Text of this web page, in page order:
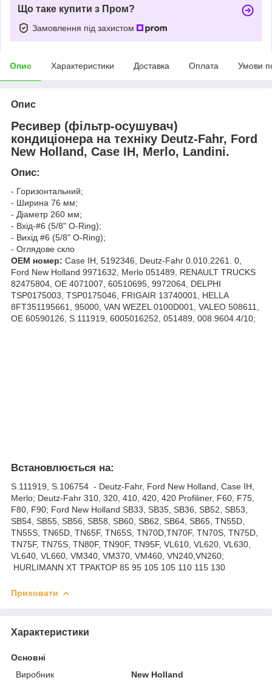
Що таке купити з Пром?
Замовлення під захистом
Опис Характеристики Доставка Оплата Умови
Опис
Ресивер (фільтр-осушувач)
кондиціонера на техніку Deutz-Fahr, Ford
New Holland, Case IH, Merlo, Landini.
Опис:
- Горизонтальний;
- Ширина 76 мм;
- Діаметр 260 мм;
- Вхід-#6 (5/8" O-Ring);
- Вихід #6 (5/8" O-Ring);
- Оглядове скло
ОЕМ номер: Case IH, 5192346, Deutz-Fahr 0.010.2261. 0,
Ford New Holland 9971632, Merlo 051489, RENAULT TRUCKS
82475804, OE 4071007, 60510695, 9972064, DELPHI
TSP0175003, TSP0175046, FRIGAIR 13740001, HELLA
8FT351195661, 95000, VAN WEZEL 0100D001, VALEO 508611,
OE 60590126, S.111919, 6005016252, 051489, 008.9604.4/10;
Встановлюється на:
S.111919, S.106754 - Deutz-Fahr, Ford New Holland, Case IH,
Merlo; Deutz-Fahr 310, 320, 410, 420, 420 Profiliner, F60, F75,
F80, F90; Ford New Holland SB33, SB35, SB36, SB52, SB53,
SB54, SB55, SB56, SB58, SB60, SB62, SB64, SB65, TN55D,
TN55S, TN65D, TN65F, TN65S, TN70D,TN70F, TN70S, TN75D,
TN75F, TN75S, TN80F, TN90F, TN95F, VL610, VL620, VL630,
VL640, VL660, VM340, VM370, VM460, VN240,VN260;
HURLIMANN XT ТРАКТОР 85 95 105 105 110 115 130
Приховати
Характеристики
Основні
Виробник
New Holland